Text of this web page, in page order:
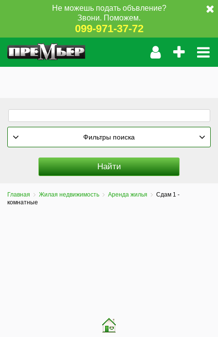
Не можешь подать объвление?
Звони. Поможем.
099-971-37-72
Фильтры поиска
Главная Жилая недвижимость Аренда жилья
Сдам 1 -
комнатные